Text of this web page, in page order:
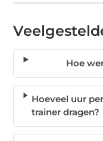
Hoe
Hoeveel uur
trainer dragen?